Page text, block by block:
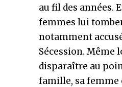
au fil des années.
femmes lui
notamment
Sécession. Même
disparaître au
famille, sa femme